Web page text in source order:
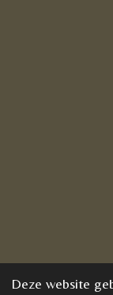
Deze website